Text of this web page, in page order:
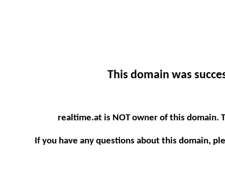
This domain was
realtime.at is NOT owner of this domain.
If you have any questions about this domain,